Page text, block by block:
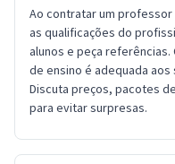
Ao contratar um
as qualificações do
alunos e peça
de ensino é adequada
Discuta preços, pacotes
para evitar surpresas.